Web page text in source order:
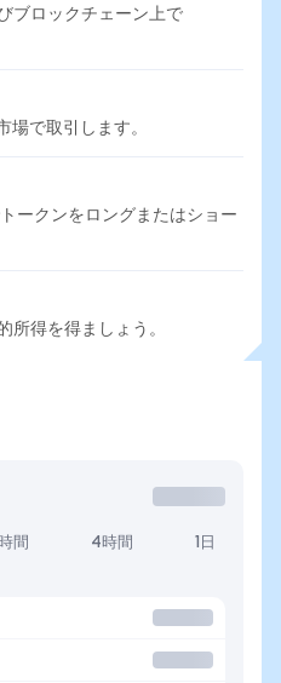
ブロックチェーン上で
場で取引します。
ークンをロングまたはショー
所得を得ましょう。
間 4時間 1日